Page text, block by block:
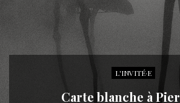
L'INVITÉ·E
Carte blanche à